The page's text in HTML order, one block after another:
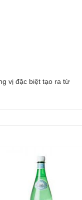
vị đặc biệt tạo ra từ